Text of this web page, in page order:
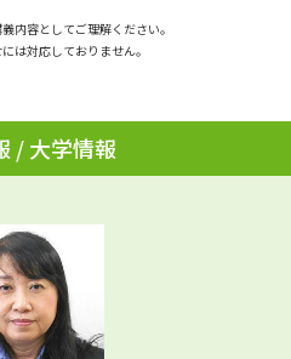
大学進学IDについて
個人情報取扱規定
訂正のご案内
内容としてご理解ください。
は対応しておりません。
/ 大学情報